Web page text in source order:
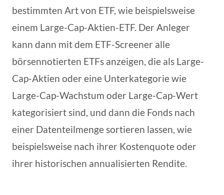
bestimmten Art von ETF, wie beispielsweise
einem Large-Cap-Aktien-ETF. Der Anleger
kann dann mit dem ETF-Screener alle
börsennotierten ETFs anzeigen, die als Large-
Cap-Aktien oder eine Unterkategorie wie
Large-Cap-Wachstum oder Large-Cap-Wert
kategorisiert sind, und dann die Fonds nach
einer Datenteilmenge sortieren lassen, wie
beispielsweise nach ihrer Kostenquote oder
ihrer historischen annualisierten Rendite.